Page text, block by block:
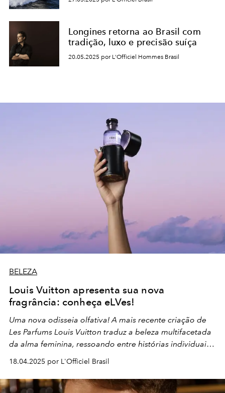
Longines retorna ao Brasil com
tradição, luxo e precisão suíça
20.05.2025 por L'Officiel Hommes Brasil
BELEZA
Louis Vuitton apresenta sua nova
fragrância: conheça eLVes!
Uma nova odisseia olfativa! A mais recente criação de
Les Parfums Louis Vuitton traduz a beleza multifacetada
da alma feminina, ressoando entre histórias individuais
e um legado coletivo de liberdade. Veja todos os
18.04.2025 por L'Officiel Brasil